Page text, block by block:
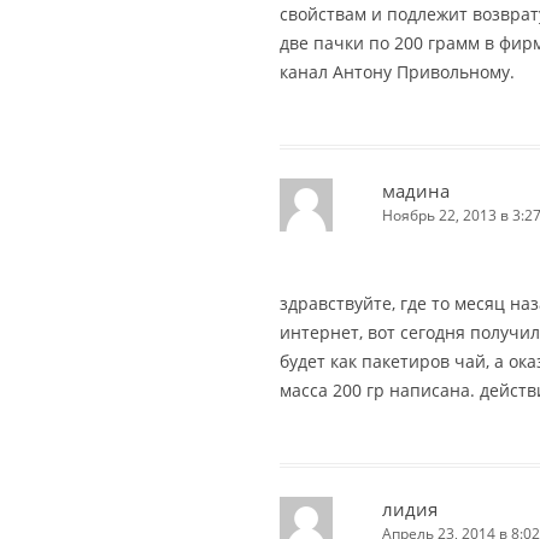
свойствам и подлежит
две пачки по 200 грамм в
канал Антону Привольному.
мадина
Ноябрь 22, 2013 в
здравствуйте, где то месяц
интернет, вот сегодня
будет как пакетиров чай, а
масса 200 гр написана.
лидия
Апрель 23, 2014 в